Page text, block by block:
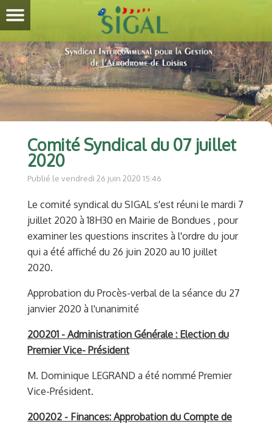
Comité Syndical du 07 juillet
2020
Publié le vendredi 26 juin 2020 15:46
Le comité syndical du SIGAL s'est réuni le mardi 7
juillet 2020 à 18H30 en Mairie de Bondues , pour
examiner les questions inscrites à l'ordre du jour
qui a été affiché du 26 juin 2020 au 10 juillet
2020.
Approbation du Procès-verbal de la séance du 27
janvier 2020 à l'unanimité
200201 - Administration Générale : Election du
Premier Vice- Président
M. Dominique LEGRAND a été nommé Premier
Vice-Président.
200202 - Finances: Approbation du Compte de